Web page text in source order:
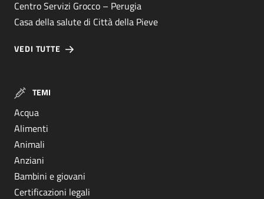
Centro Servizi Grocco – Perugia
Casa della salute di Città della Pieve
VEDI TUTTE
TEMI
Acqua
Alimenti
Animali
Anziani
Bambini e giovani
Certificazioni legali